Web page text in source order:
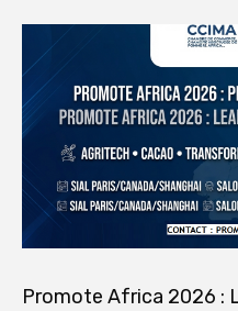
Promote Africa 2026 :